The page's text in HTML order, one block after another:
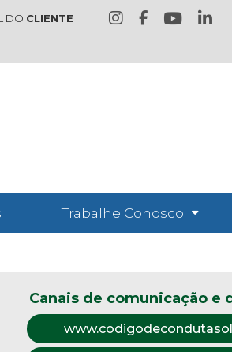
DO CLIENTE
Trabalhe Conosco
Canais de comunicação e